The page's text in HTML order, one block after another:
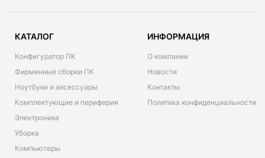
КАТАЛОГ
Конфигуратор ПК
Фирменные сборки ПК
Ноутбуки и аксессуары
Комплектующие и периферия
Электроника
Уборка
Компьютеры
ИНФОРМАЦИЯ
О компании
Новости
Контакты
Политика конфиденциальности